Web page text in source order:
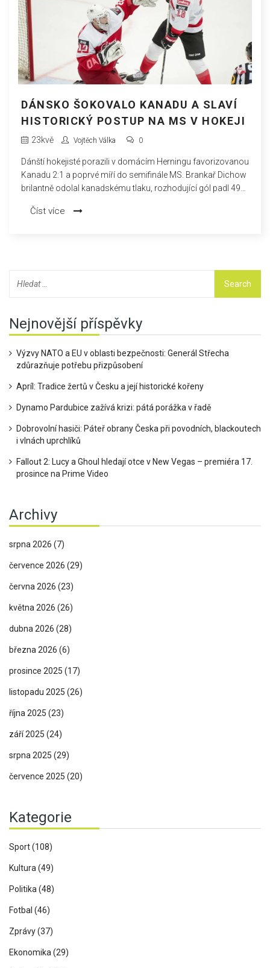
DÁNSKO ŠOKOVALO KANADU A SLAVÍ
HISTORICKÝ POSTUP NA MS V HOKEJI
23kvě Vojtěch Válka 0
Dánští hokejisté porazili v domácím Herningu favorizovanou
Kanadu 2:1 a poprvé míří do semifinále MS. Brankař Dichow
brilantně odolal kanadskému tlaku, rozhodující gól padl 49
největších překvapení šampionátu.
Číst více
Nejnovější příspěvky
Výzvy NATO a EU v oblasti bezpečnosti: Generál Střecha
zdůrazňuje potřebu přizpůsobení
Apríl: Tradice žertů v Česku a její historické kořeny
Dynamo Pardubice zažívá krizi: pátá porážka v řadě
Dobrovolní hasiči: Páteř obrany Česka při povodních, blackoutech
i vlnách uprchlíků
Fallout 2: Lucy a Ghoul hledají otce v New Vegas – premiéra 17.
prosince na Prime Video
Archivy
srpna 2026 (7)
července 2026 (29)
června 2026 (23)
května 2026 (26)
dubna 2026 (28)
března 2026 (6)
prosince 2025 (17)
listopadu 2025 (26)
října 2025 (23)
září 2025 (24)
srpna 2025 (29)
července 2025 (20)
Kategorie
Sport(108)
Kultura(49)
Politika(48)
Fotbal (46)
Zprávy(37)
Ekonomika(29)